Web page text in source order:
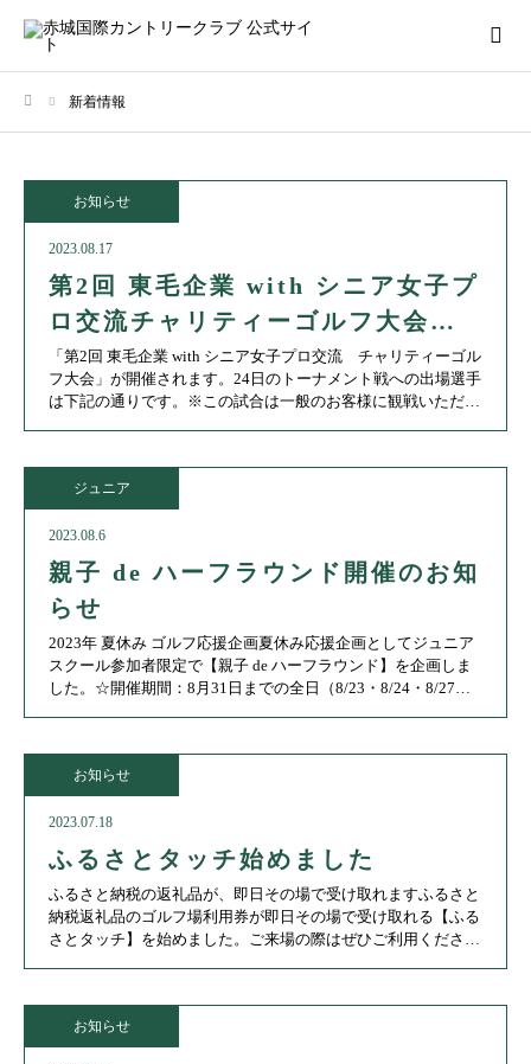
新着情報
お知らせ
2023.08.17
第2回 東毛企業 with シニア女子プ
ロ交流チャリティーゴルフ大会開
催のお知らせ
「第2回 東毛企業 with シニア女子プロ交流 チャリティーゴル
フ大会」が開催されます。24日のトーナメント戦への出場選手
は下記の通りです。※この試合は一般のお客様に観戦いただく
ジュニア
2023.08.6
親子 de ハーフラウンド開催のお知
らせ
2023年 夏休み ゴルフ応援企画夏休み応援企画としてジュニア
スクール参加者限定で【親子 de ハーフラウンド】を企画しま
した。☆開催期間：8月31日までの全日（8/23・8/24・8/27は
お知らせ
2023.07.18
ふるさとタッチ始めました
ふるさと納税の返礼品が、即日その場で受け取れますふるさと
納税返礼品のゴルフ場利用券が即日その場で受け取れる【ふる
さとタッチ】を始めました。ご来場の際はぜひご利用くださ
お知らせ